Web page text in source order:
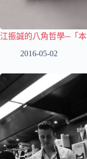
江振誠的八角哲學─「本
2016-05-02